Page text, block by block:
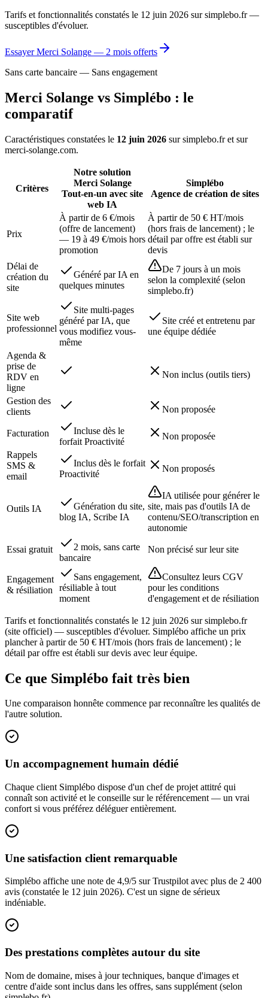
Tarifs et fonctionnalités constatés le 12 juin 2026 sur simplebo.fr —
susceptibles d'évoluer.
Essayer Merci Solange — 2 mois offerts
Sans carte bancaire — Sans engagement
Merci Solange vs Simplébo : le
comparatif
Caractéristiques constatées le 12 juin 2026 sur simplebo.fr et sur
merci-solange.com.
Critères
Notre solution
Merci Solange
Tout-en-un avec site
web IA
Simplébo
Agence de création de sites
Prix
À partir de 6 €/mois
(offre de lancement)
— 19 à 49 €/mois hors
promotion
À partir de 50 € HT/mois
(hors frais de lancement) ; le
détail par offre est établi sur
devis
Délai de
création du
site
Généré par IA en
quelques minutes
De 7 jours à un mois
selon la complexité (selon
simplebo.fr)
Site web
professionnel
Site multi-pages
généré par IA, que
vous modifiez vous-
même
Site créé et entretenu par
une équipe dédiée
Agenda &
prise de
RDV en
ligne
Non inclus (outils tiers)
Gestion des
clients
Non proposée
Facturation
Incluse dès le
forfait Proactivité
Non proposée
Rappels
SMS &
email
Inclus dès le forfait
Proactivité
Non proposés
Outils IA
Génération du site,
blog IA, Scribe IA
IA utilisée pour générer le
site, mais pas d'outils IA de
contenu/SEO/transcription en
autonomie
Essai gratuit
2 mois, sans carte
bancaire
Non précisé sur leur site
Engagement
& résiliation
Sans engagement,
résiliable à tout
moment
Consultez leurs CGV
pour les conditions
d'engagement et de résiliation
Tarifs et fonctionnalités constatés le 12 juin 2026 sur simplebo.fr
(site officiel) — susceptibles d'évoluer. Simplébo affiche un prix
plancher à partir de 50 € HT/mois (hors frais de lancement) ; le
détail par offre est établi sur devis avec leur équipe.
Ce que Simplébo fait très bien
Une comparaison honnête commence par reconnaître les qualités de
l'autre solution.
Un accompagnement humain dédié
Chaque client Simplébo dispose d'un chef de projet attitré qui
connaît son activité et le conseille sur le référencement — un vrai
confort si vous préférez déléguer entièrement.
Une satisfaction client remarquable
Simplébo affiche une note de 4,9/5 sur Trustpilot avec plus de 2 400
avis (constatée le 12 juin 2026). C'est un signe de sérieux
indéniable.
Des prestations complètes autour du site
Nom de domaine, mises à jour techniques, banque d'images et
centre d'aide sont inclus dans les offres, sans supplément (selon